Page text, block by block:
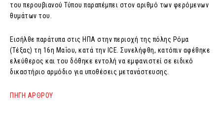
του περουβιανού Τύπου παραπέμπει στον αριθμό των φερόμενων
θυμάτων του.
Εισήλθε παράτυπα στις ΗΠΑ στην περιοχή της πόλης Ρόμα
(Τέξας) τη 16η Μαΐου, κατά την ICE. Συνελήφθη, κατόπιν αφέθηκε
ελεύθερος και του δόθηκε εντολή να εμφανιστεί σε ειδικό
δικαστήριο αρμόδιο για υποθέσεις μετανάστευσης.
ΠΗΓΗ ΑΡΘΡΟΥ